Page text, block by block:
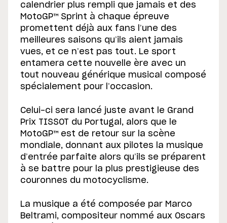
calendrier plus rempli que jamais et des
MotoGP™ Sprint à chaque épreuve
promettent déjà aux fans l’une des
meilleures saisons qu’ils aient jamais
vues, et ce n’est pas tout. Le sport
entamera cette nouvelle ère avec un
tout nouveau générique musical composé
spécialement pour l’occasion.
Celui-ci sera lancé juste avant le Grand
Prix TISSOT du Portugal, alors que le
MotoGP™ est de retour sur la scène
mondiale, donnant aux pilotes la musique
d’entrée parfaite alors qu’ils se préparent
à se battre pour la plus prestigieuse des
couronnes du motocyclisme.
La musique a été composée par Marco
Beltrami, compositeur nommé aux Oscars